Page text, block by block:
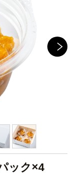
ック×4